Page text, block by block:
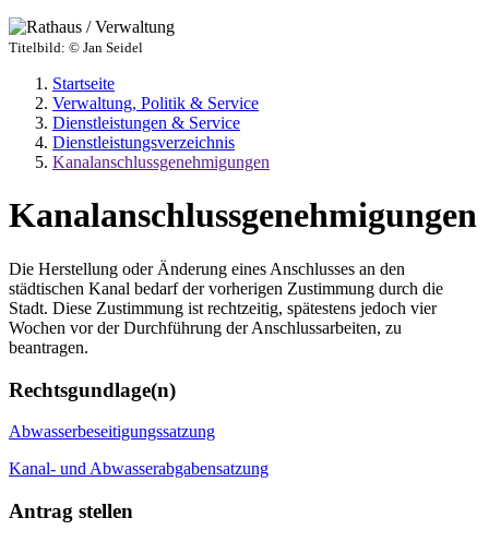
Titelbild: © Jan Seidel
Startseite
Verwaltung, Politik & Service
Dienstleistungen & Service
Dienstleistungsverzeichnis
Kanalanschlussgenehmigungen
Kanalanschlussgenehmigungen
Die Herstellung oder Änderung eines Anschlusses an den
städtischen Kanal bedarf der vorherigen Zustimmung durch die
Stadt. Diese Zustimmung ist rechtzeitig, spätestens jedoch vier
Wochen vor der Durchführung der Anschlussarbeiten, zu
beantragen.
Rechtsgundlage(n)
Abwasserbeseitigungssatzung
Kanal- und Abwasserabgabensatzung
Antrag stellen